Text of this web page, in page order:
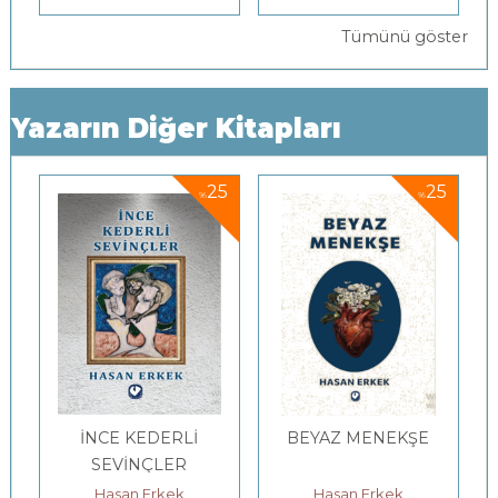
Tümünü göster
Yazarın Diğer Kitapları
%25
İNCE KEDERLİ
SEVİNÇLER
Hasan Erkek
%25
BEYAZ MENEKŞE
Hasan Erkek